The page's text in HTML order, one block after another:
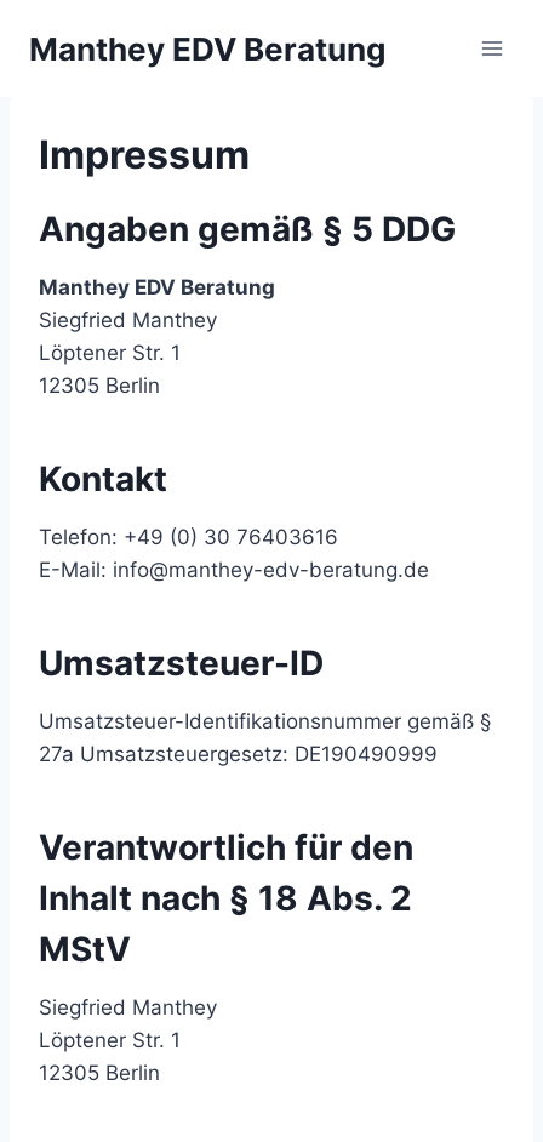
InhaltManthey EDV Beratung
Impressum
Angaben gemäß § 5 DDG
Manthey EDV Beratung
Siegfried Manthey
Löptener Str. 1
12305 Berlin
Kontakt
Telefon: +49 (0) 30 76403616
E-Mail: info@manthey-edv-beratung.de
Umsatzsteuer-ID
Umsatzsteuer-Identifikationsnummer gemäß §
27a Umsatzsteuergesetz: DE190490999
Verantwortlich für den
Inhalt nach § 18 Abs. 2
MStV
Siegfried Manthey
Löptener Str. 1
12305 Berlin